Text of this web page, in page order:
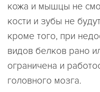
кожа и мышцы не
кости и зубы не
кроме того, при
видов белков рано
ограничена и
головного мозга.